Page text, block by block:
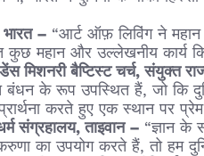
– “आर्ट ऑफ़ लिविंग ने
महान और उल्लेखनीय कार्य
मिशनरी बैप्टिस्ट चर्च, संयुक्त
के रूप उपस्थित हैं, जो कि
करते हुए एक स्थान पर
संग्रहालय, ताइवान – “ज्ञान के
का उपयोग करते हैं, तो